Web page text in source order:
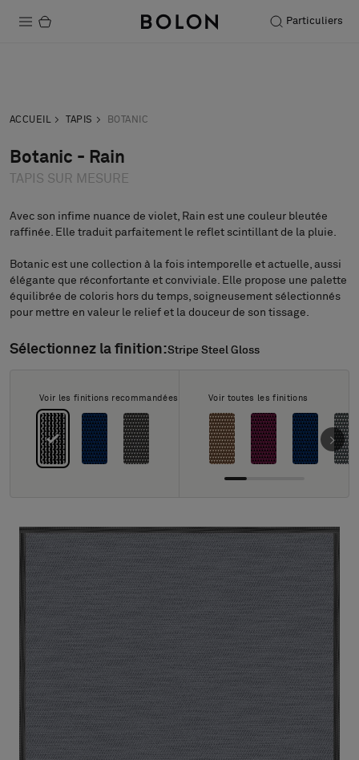
Particuliers
Durabilité
Installation
Entretien
Nos collaborations
Stories
Image & Material Bank
Choisir une langue
ACCUEIL TAPIS BOTANIC
Botanic - Rain
TAPIS SUR MESURE
Avec son infime nuance de violet, Rain est une couleur bleutée
raffinée. Elle traduit parfaitement le reflet scintillant de la pluie.
Botanic est une collection à la fois intemporelle et actuelle, aussi
élégante que réconfortante et conviviale. Elle propose une palette
équilibrée de coloris hors du temps, soigneusement sélectionnés
pour mettre en valeur le relief et la douceur de son tissage.
Sélectionnez la finition:Stripe Steel Gloss
Stripe Steel Gloss
Voir les finitions recommandées Voir toutes les finitions